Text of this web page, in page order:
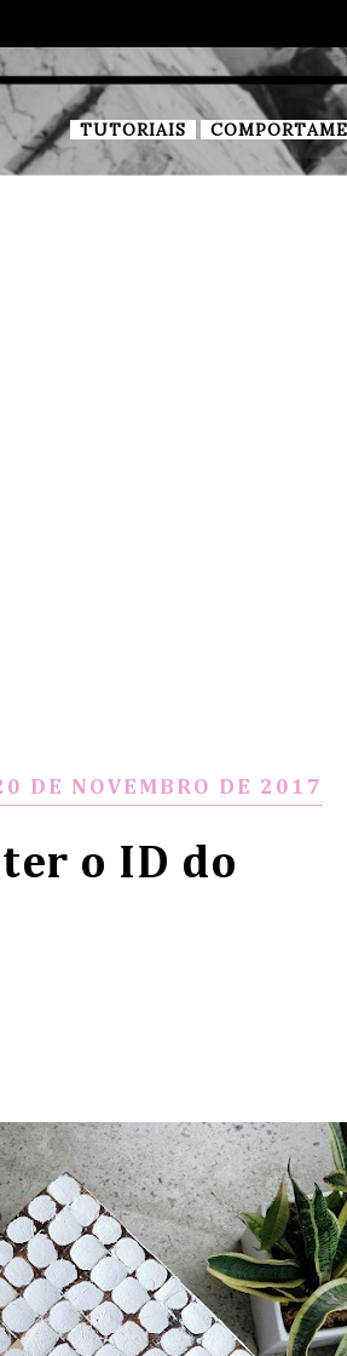
TUTORIAIS
DE NOVEMBRO DE 2017
o ID do